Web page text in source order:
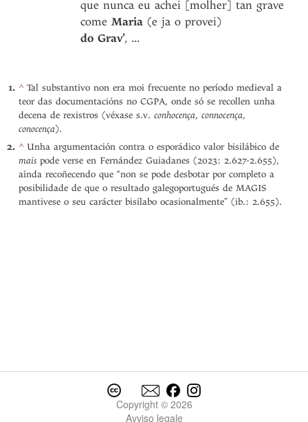
que nunca eu achei [molher] tan grave
comeMaria (e ja o provei)
do Grav’, ...
^ Tal substantivo non era moi frecuente no período medieval a
teor das documentacións no CGPA, onde só se recollen unha
decena de rexistros (véxase s.v.conhocença,connocença,
conocença).
^ Unha argumentación contra o esporádico valor bisilábico de
mais pode verse en Fernández Guiadanes (2023: 2.627-2.655),
aínda recoñecendo que “non se pode desbotar por completo a
posibilidade de que o resultado galegoportugués de MAGIS
mantivese o seu carácter bisílabo ocasionalmente” (ib.: 2.655).
Copyright © 2026
Avviso legale